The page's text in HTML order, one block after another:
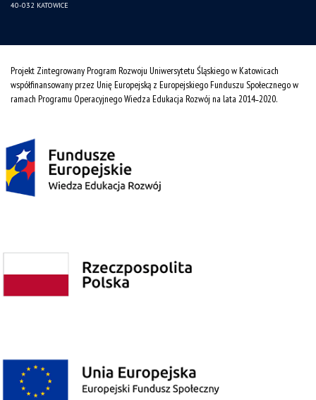
40-032 KATOWICE
Projekt Zintegrowany Program Rozwoju Uniwersytetu Śląskiego w Katowicach
współfinansowany przez Unię Europejską z Europejskiego Funduszu Społecznego w
ramach Programu Operacyjnego Wiedza Edukacja Rozwój na lata 2014˗2020.